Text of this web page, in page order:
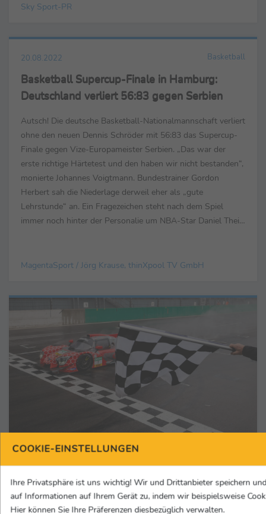
Sky Sport-PR
20.08.2022 Basketball
Basketball Supercup-Finale in Hamburg:
Deutschland verliert 56:83 gegen Serbien
Autsch! Die deutsche Basketball-Nationalmannschaft verliert
ohne den neuen Dennis Schröder mit 56:83 das Supercup-
Finale gegen Vize-Europameister Serbien. „Das war der
erste richtige Härtetest und den haben wir nicht bestanden“,
monierte Johannes Voigtmann. Bundestrainer Gordon
Herbert sah die Niederlage derweil eher als „gute
Lehrstunde“ an. Ein Fragezeichen steht nach dem Spiel
immer noch hinter der Personalie um NBA-Star Daniel Theis.
MagentaSport / Jörg Krause, thinXpool TV GmbH
20.08.2022 Motorsport
Lausitzring: Vierter Saisonsieg im Prototype
COOKIE-EINSTELLUNGEN
Ihre Privatsphäre ist uns wichtig! Wir und Drittanbieter speichern
auf Informationen auf Ihrem Gerät zu, indem wir beispielsweise
Hier können Sie Ihre Präferenzen diesbezüglich verwalten.